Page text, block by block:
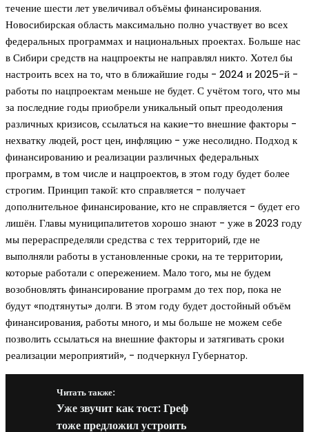
течение шести лет увеличивал объёмы финансирования.
Новосибирская область максимально полно участвует во всех
федеральных программах и национальных проектах. Больше нас
в Сибири средств на нацпроекты не направлял никто. Хотел бы
настроить всех на то, что в ближайшие годы − 2024 и 2025-й −
работы по нацпроектам меньше не будет. С учётом того, что мы
за последние годы приобрели уникальный опыт преодоления
различных кризисов, ссылаться на какие-то внешние факторы −
нехватку людей, рост цен, инфляцию − уже несолидно. Подход к
финансированию и реализации различных федеральных
программ, в том числе и нацпроектов, в этом году будет более
строгим. Принцип такой: кто справляется − получает
дополнительное финансирование, кто не справляется − будет его
лишён. Главы муниципалитетов хорошо знают − уже в 2023 году
мы перераспределяли средства с тех территорий, где не
выполняли работы в установленные сроки, на те территории,
которые работали с опережением. Мало того, мы не будем
возобновлять финансирование программ до тех пор, пока не
будут «подтянуты» долги. В этом году будет достойный объём
финансирования, работы много, и мы больше не можем себе
позволить ссылаться на внешние факторы и затягивать сроки
реализации мероприятий», − подчеркнул Губернатор.
Читать также:
Уже звучит как тост: Греф
тоже предложил устроить